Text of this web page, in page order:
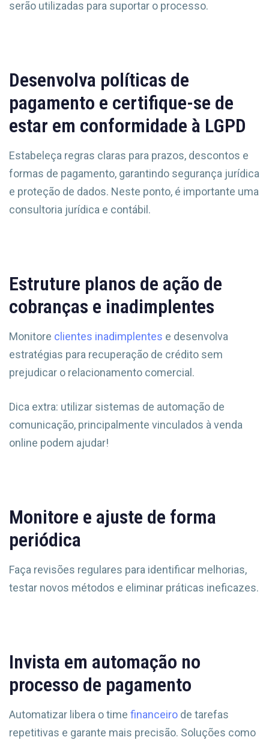
serão utilizadas para suportar o processo.
Desenvolva políticas de
pagamento e certifique-se de
estar em conformidade à LGPD
Estabeleça regras claras para prazos, descontos e
formas de pagamento, garantindo segurança jurídica
e proteção de dados. Neste ponto, é importante uma
consultoria jurídica e contábil.
Estruture planos de ação de
cobranças e inadimplentes
Monitore clientes inadimplentes e desenvolva
estratégias para recuperação de crédito sem
prejudicar o relacionamento comercial.
Dica extra: utilizar sistemas de automação de
comunicação, principalmente vinculados à venda
online podem ajudar!
Monitore e ajuste de forma
periódica
Faça revisões regulares para identificar melhorias,
testar novos métodos e eliminar práticas ineficazes.
Invista em automação no
processo de pagamento
Automatizar libera o time financeiro de tarefas
repetitivas e garante mais precisão. Soluções como